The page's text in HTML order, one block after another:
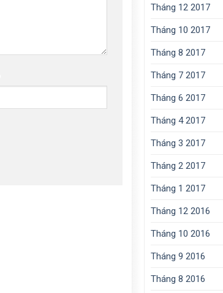
Tháng 12 2017
Tháng 10 2017
Tháng 8 2017
Tháng 7 2017
Tháng 6 2017
Tháng 4 2017
Tháng 3 2017
Tháng 2 2017
Tháng 1 2017
Tháng 12 2016
Tháng 10 2016
Tháng 9 2016
Tháng 8 2016